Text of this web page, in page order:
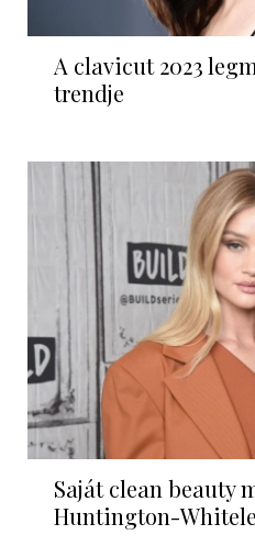
A clavicut 2023
trendje
Saját clean beauty
Huntington-